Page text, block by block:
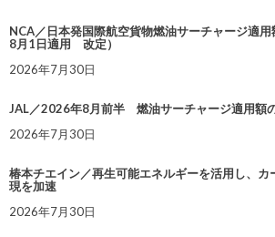
NCA／日本発国際航空貨物燃油サーチャージ適
8月1日適用 改定）
2026年7月30日
JAL／2026年8月前半 燃油サーチャージ適用額
2026年7月30日
椿本チエイン／再生可能エネルギーを活用し、カ
現を加速
2026年7月30日